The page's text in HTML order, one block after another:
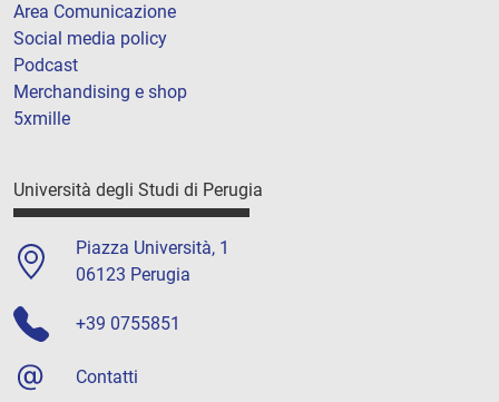
Area Comunicazione
Social media policy
Podcast
Merchandising e shop
5xmille
Università degli Studi di Perugia
Piazza Università, 1
06123 Perugia
+39 0755851
Contatti